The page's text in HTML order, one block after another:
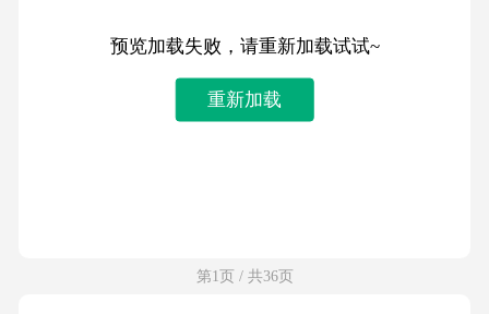
预览加载失败，请重新加载试试~
重新加载
第1页 / 共36页